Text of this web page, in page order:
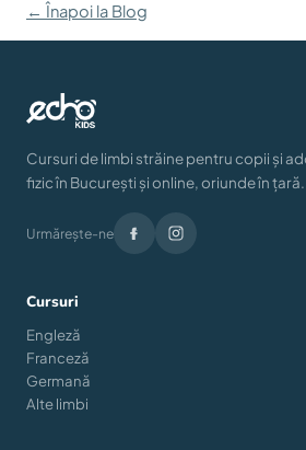
← Înapoi la Blog
Cursuri de limbi străine pentru copii și
fizic în București și online, oriunde în țară.
Urmărește-ne
Cursuri
Engleză
Franceză
Germană
Alte limbi